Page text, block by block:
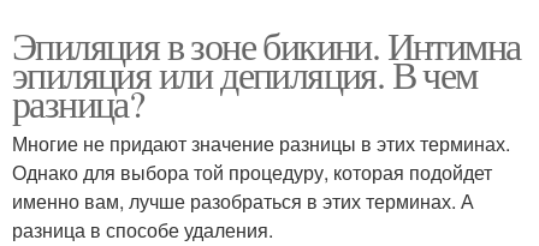
Эпиляция в зоне бикини. Интимна
эпиляция или депиляция. В чем
разница?
Многие не придают значение разницы в этих терминах.
Однако для выбора той процедуру, которая подойдет
именно вам, лучше разобраться в этих терминах. А
разница в способе удаления.